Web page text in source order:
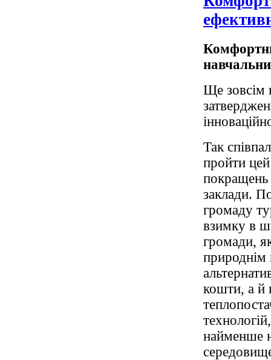
Ще зовсім
Так
пройти
покращень
заклади.
громаду
взимку в
громади,
кошти, а й
найменше